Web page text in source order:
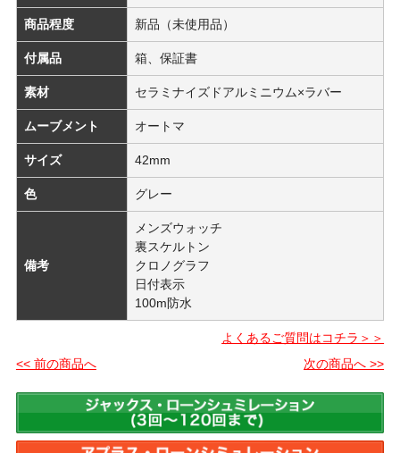
商品程度 新品（未使用品）
付属品 箱、保証書
素材 セラミナイズドアルミニウム×ラバー
ムーブメント オートマ
サイズ 42mm
色 グレー
備考
メンズウォッチ
裏スケルトン
クロノグラフ
日付表示
100m防水
よくあるご質問はコチラ＞＞
<< 前の商品へ
次の商品へ >>